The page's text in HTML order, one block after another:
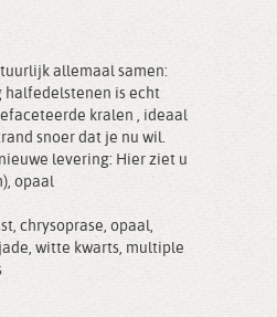
allemaal samen:
halfedelstenen is echt
kralen , ideaal
snoer dat je nu wil.
levering: Hier ziet u
opaal
, chrysoprase, opaal,
, witte kwarts, multiple